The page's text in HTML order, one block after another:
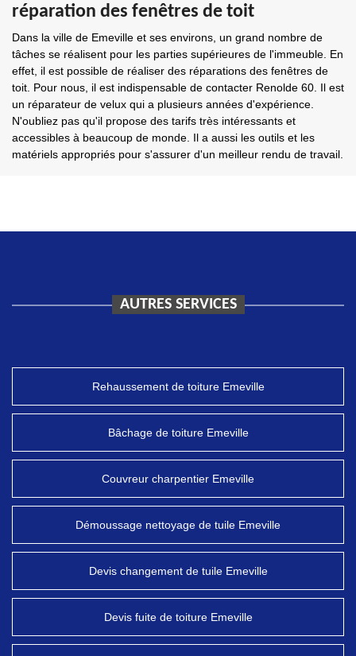
réparation des fenêtres de toit
Dans la ville de Emeville et ses environs, un grand nombre de
tâches se réalisent pour les parties supérieures de l'immeuble. En
effet, il est possible de réaliser des réparations des fenêtres de
toit. Pour nous, il est indispensable de contacter Renolde 60. Il est
un réparateur de velux qui a plusieurs années d'expérience.
N'oubliez pas qu'il propose des tarifs très intéressants et
accessibles à beaucoup de monde. Il a aussi les outils et les
matériels appropriés pour s'assurer d'un meilleur rendu de travail.
AUTRES SERVICES
Rehaussement de toiture Emeville
Bâchage de toiture Emeville
Couvreur charpentier Emeville
Démoussage nettoyage de tuile Emeville
Devis changement de tuile Emeville
Devis fuite de toiture Emeville